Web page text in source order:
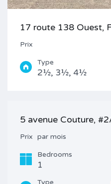
17 route 138 Ouest,
Prix
Type
2½, 3½, 4½
5 avenue Couture,
Prix par mois
Bedrooms
1
Type